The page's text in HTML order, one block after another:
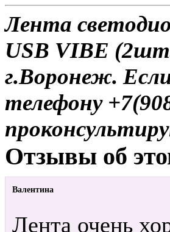
Лента
USB VIBE
г.Воронеж.
телефону
Отзывы об
Валентина
Лента очень